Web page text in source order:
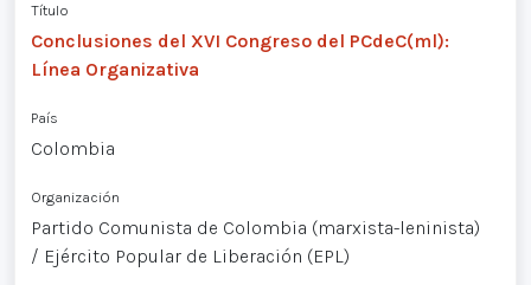
Título
Conclusiones del XVI Congreso del PCdeC(ml):
Línea Organizativa
País
Colombia
Organización
Partido Comunista de Colombia (marxista-leninista)
/ Ejército Popular de Liberación (EPL)